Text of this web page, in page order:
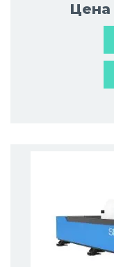
Цена